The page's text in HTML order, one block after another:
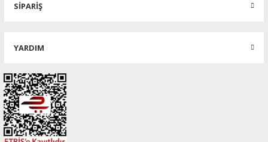
SİPARİŞ
YARDIM